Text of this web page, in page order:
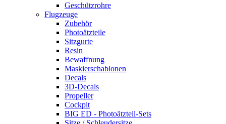
Geschützrohre
Flugzeuge
Zubehör
Photoätzteile
Sitzgurte
Resin
Bewaffnung
Maskierschablonen
Decals
3D-Decals
Propeller
Cockpit
BIG ED - Photoätzteil-Sets